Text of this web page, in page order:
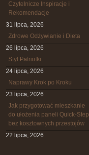
Czytelnicze Inspiracje i
Rekomendacje
31 lipca, 2026
Zdrowe Odżywianie i Dieta
26 lipca, 2026
Styl Patriotki
24 lipca, 2026
Naprawy Krok po Kroku
23 lipca, 2026
Jak przygotować mieszkanie
do ułożenia paneli Quick-Step
bez kosztownych przestojów
22 lipca, 2026